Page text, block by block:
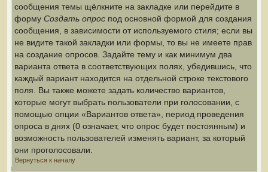
сообщения темы щёлкните на закладке или перейдите в
форму Создать опрос под основной формой для создания
сообщения, в зависимости от используемого стиля; если вы
не видите такой закладки или формы, то вы не имеете прав
на создание опросов. Задайте тему и как минимум два
варианта ответа в соответствующих полях, убедившись, что
каждый вариант находится на отдельной строке текстового
поля. Вы также можете задать количество вариантов,
которые могут выбрать пользователи при голосовании, с
помощью опции «Вариантов ответа», период проведения
опроса в днях (0 означает, что опрос будет постоянным) и
возможность пользователей изменять вариант, за который
они проголосовали.
Вернуться к началу